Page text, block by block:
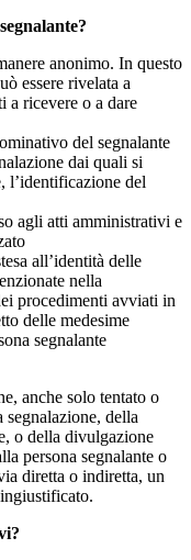
anonimo. In questo
essere rivelata a
a ricevere o a dare
del segnalante
dai quali si
l’identificazione del
agli atti amministrativi e
all’identità delle
nella
procedimenti avviati in
delle medesime
segnalante
anche solo tentato o
segnalazione, della
o della divulgazione
persona segnalante o
diretta o indiretta, un